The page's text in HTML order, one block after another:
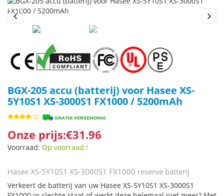
Previous
BGX-205 accu (batterij) voor Hasee XS-
5Y10S1 XS-3000S1 FX1000 / 5200mAh
Onze prijs:€31.96
Voorraad: Op voorraad !
Hasee XS-5Y10S1 XS-3000S1 FX1000 reserve batterij
Verkeert de batterij van uw Hasee XS-5Y10S1 XS-3000S1